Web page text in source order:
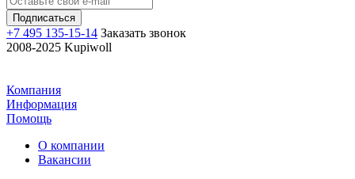
+7 495 135-15-14 Заказать звонок
2008-2025 Kupiwoll
Компания
Информация
Помощь
О компании
Вакансии